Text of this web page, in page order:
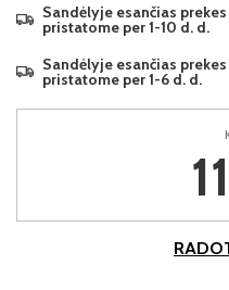
Sandėlyje esančias
pristatome per 1-10 d. d.
Sandėlyje esančias
pristatome per 1-6 d. d.